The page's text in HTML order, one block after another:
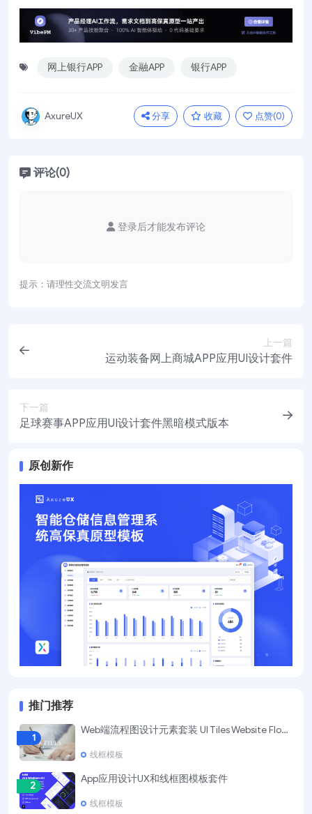
网上银行APP 金融APP 银行APP
AxureUX 分享 收藏 点赞(0)
评论(0)
提示：请理性交流文明发言
登录后才能发布评论
上一篇
运动装备网上商城APP应用UI设计套件
下一篇
足球赛事APP应用UI设计套件黑暗模式版本
原创新作
推门推荐
1
Web端流程图设计元素套装 UI Tiles Website Flowcharts
线框模板
2
App应用设计UX和线框图模板套件
线框模板